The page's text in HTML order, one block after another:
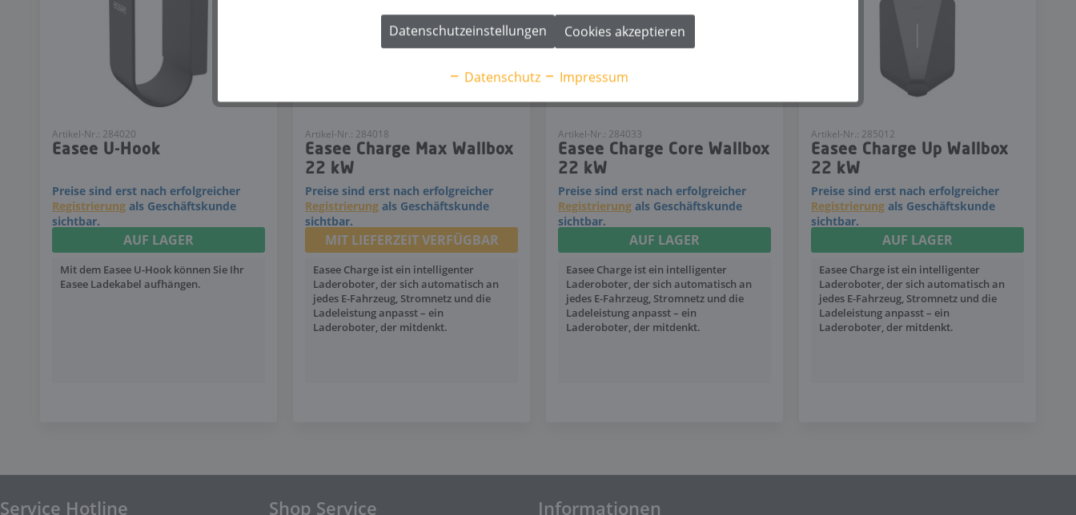
Artikel-Nr.: 284020
Easee U-Hook
Preise sind erst nach erfolgreicher
Registrierung als Geschäftskunde
sichtbar.
AUF LAGER
Mit dem Easee U-Hook können Sie Ihr
Easee Ladekabel aufhängen.
Artikel-Nr.: 284018
Easee Charge Max Wallbox
22 kW
Preise sind erst nach erfolgreicher
Registrierung als Geschäftskunde
sichtbar.
MIT LIEFERZEIT VERFÜGBAR
Easee Charge ist ein intelligenter
Laderoboter, der sich automatisch an
jedes E-Fahrzeug, Stromnetz und die
Ladeleistung anpasst – ein
Laderoboter, der mitdenkt.
Artikel-Nr.: 284033
Easee Charge Core Wallbox
22 kW
Preise sind erst nach erfolgreicher
Registrierung als Geschäftskunde
sichtbar.
AUF LAGER
Easee Charge ist ein intelligenter
Laderoboter, der sich automatisch an
jedes E-Fahrzeug, Stromnetz und die
Ladeleistung anpasst – ein
Laderoboter, der mitdenkt.
Artikel-Nr.: 285012
Easee Charge Up Wallbox
22 kW
Preise sind erst nach erfolgreicher
Registrierung als Geschäftskunde
sichtbar.
AUF LAGER
Easee Charge ist ein intelligenter
Laderoboter, der sich automatisch an
jedes E-Fahrzeug, Stromnetz und die
Ladeleistung anpasst – ein
Laderoboter, der mitdenkt.
Service Hotline Shop Service Informationen
Datenschutzeinstellungen Cookies akzeptieren
Datenschutz Impressum